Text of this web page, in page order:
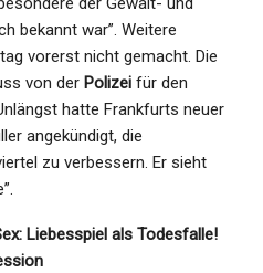
bekannt war”. Weitere
vorerst nicht gemacht. Die
von der Polizei für den
hatte Frankfurts neuer
angekündigt, die
zu verbessern. Er sieht
Liebesspiel als Todesfalle!